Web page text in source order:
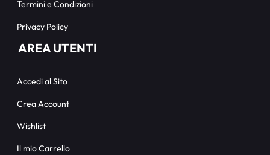
Termini e Condizioni
Privacy Policy
AREA UTENTI
Accedi al Sito
Crea Account
Wishlist
Il mio Carrello